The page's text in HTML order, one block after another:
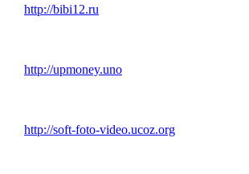
http://bibi12.ru
http://upmoney.uno
http://soft-foto-video.ucoz.org